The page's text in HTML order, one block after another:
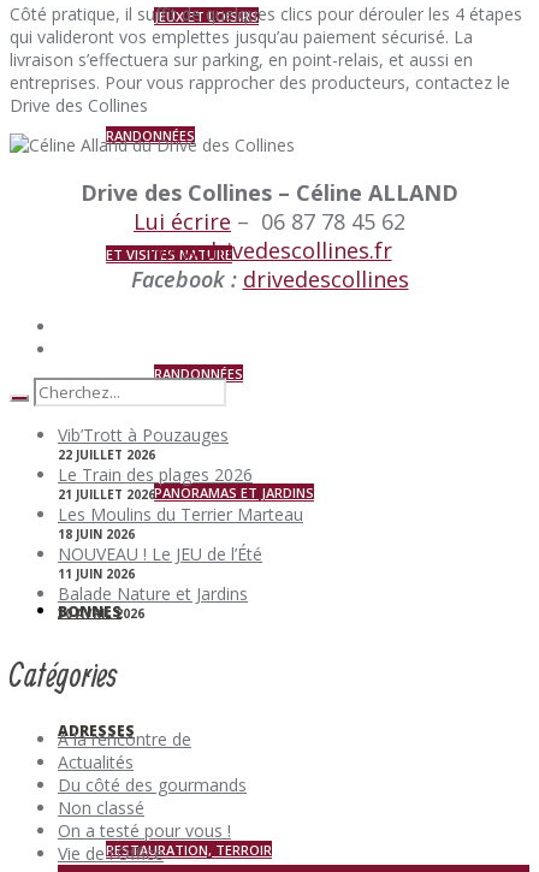
JEUX ET LOISIRS
RANDONNÉES
ET VISITES NATURE
RANDONNÉES
PANORAMAS ET JARDINS
BONNES
ADRESSES
RESTAURATION, TERROIR
Côté pratique, il suffit de quelques clics pour dérouler les 4 étapes
qui valideront vos emplettes jusqu’au paiement sécurisé. La
livraison s’effectuera sur parking, en point-relais, et aussi en
entreprises. Pour vous rapprocher des producteurs, contactez le
Drive des Collines
Drive des Collines – Céline ALLAND
Lui écrire – 06 87 78 45 62
www.drivedescollines.fr
Facebook : drivedescollines
Vib’Trott à Pouzauges
22 JUILLET 2026
Le Train des plages 2026
21 JUILLET 2026
Les Moulins du Terrier Marteau
18 JUIN 2026
NOUVEAU ! Le JEU de l’Été
11 JUIN 2026
Balade Nature et Jardins
30 AVRIL 2026
Catégories
A la rencontre de
Actualités
Du côté des gourmands
Non classé
On a testé pour vous !
Vie de l'Office